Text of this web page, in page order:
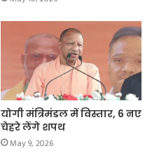
योगी मंत्रिमंडल में विस्तार, 6 नए
चेहरे लेंगे शपथ
May 9, 2026